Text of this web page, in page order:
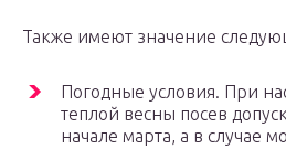
Также имеют значение
Погодные условия. При
теплой весны посев
начале марта, а в случае